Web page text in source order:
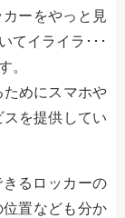
ーをやっと見
てイライラ･･･
。
めにスマホや
を提供してい
るロッカーの
置なども分か